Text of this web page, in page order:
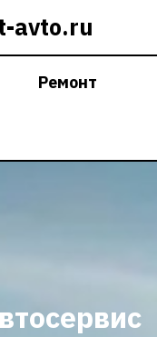
avto.ru
Ремонт